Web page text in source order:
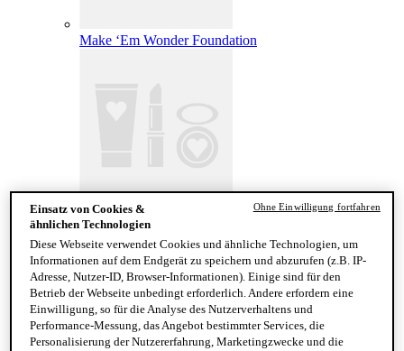
Make ‘Em Wonder Foundation
Wonder Snatch Setting Powder
Einsatz von Cookies &
ähnlichen Technologien
Diese Webseite verwendet Cookies und ähnliche Technologien, um
Informationen auf dem Endgerät zu speichern und abzurufen (z.B. IP-
Adresse, Nutzer-ID, Browser-Informationen). Einige sind für den
Betrieb der Webseite unbedingt erforderlich. Andere erfordern eine
Einwilligung, so für die Analyse des Nutzerverhaltens und
Performance-Messung, das Angebot bestimmter Services, die
Personalisierung der Nutzererfahrung, Marketingzwecke und die
Ohne Einwilligung fortfahren